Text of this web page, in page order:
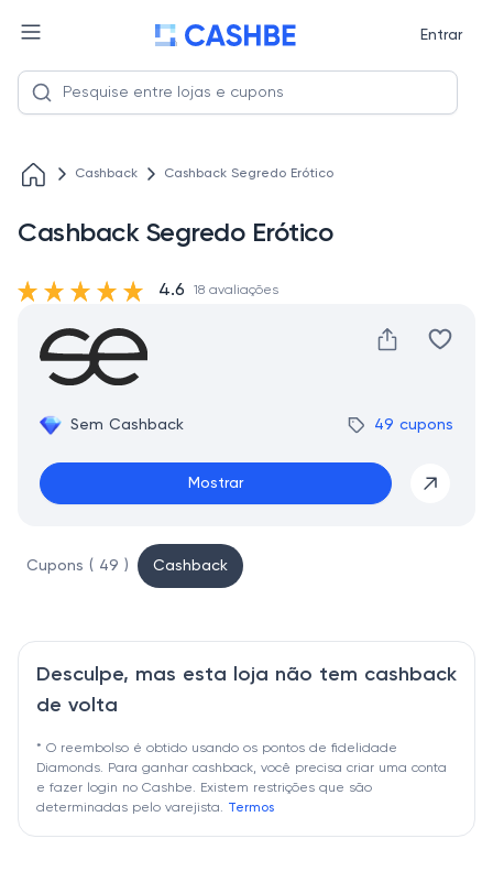
Entrar
Cashback Cashback Segredo Erótico
Cashback Segredo Erótico
Sem Cashback 49 cupons
Mostrar
4.6 18 avaliações
Cupons ( 49 ) Cashback
Desculpe, mas esta loja não tem cashback
de volta
* O reembolso é obtido usando os pontos de fidelidade
Diamonds. Para ganhar cashback, você precisa criar uma conta
e fazer login no Cashbe. Existem restrições que são
determinadas pelo varejista. Termos